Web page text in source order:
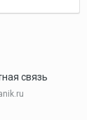
связь